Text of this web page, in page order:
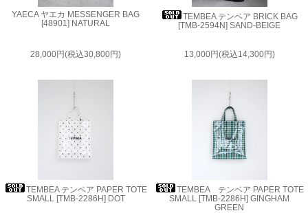
YAECA ヤエカ MESSENGER BAG
[48901] NATURAL
28,000円(税込30,800円)
TEMBEA テンベア BRICK BAG
[TMB-2594N] SAND-BEIGE
13,000円(税込14,300円)
TEMBEA テンベア PAPER TOTE
SMALL [TMB-2286H] DOT
TEMBEA テンベア PAPER TOTE
SMALL [TMB-2286H] GINGHAM
GREEN